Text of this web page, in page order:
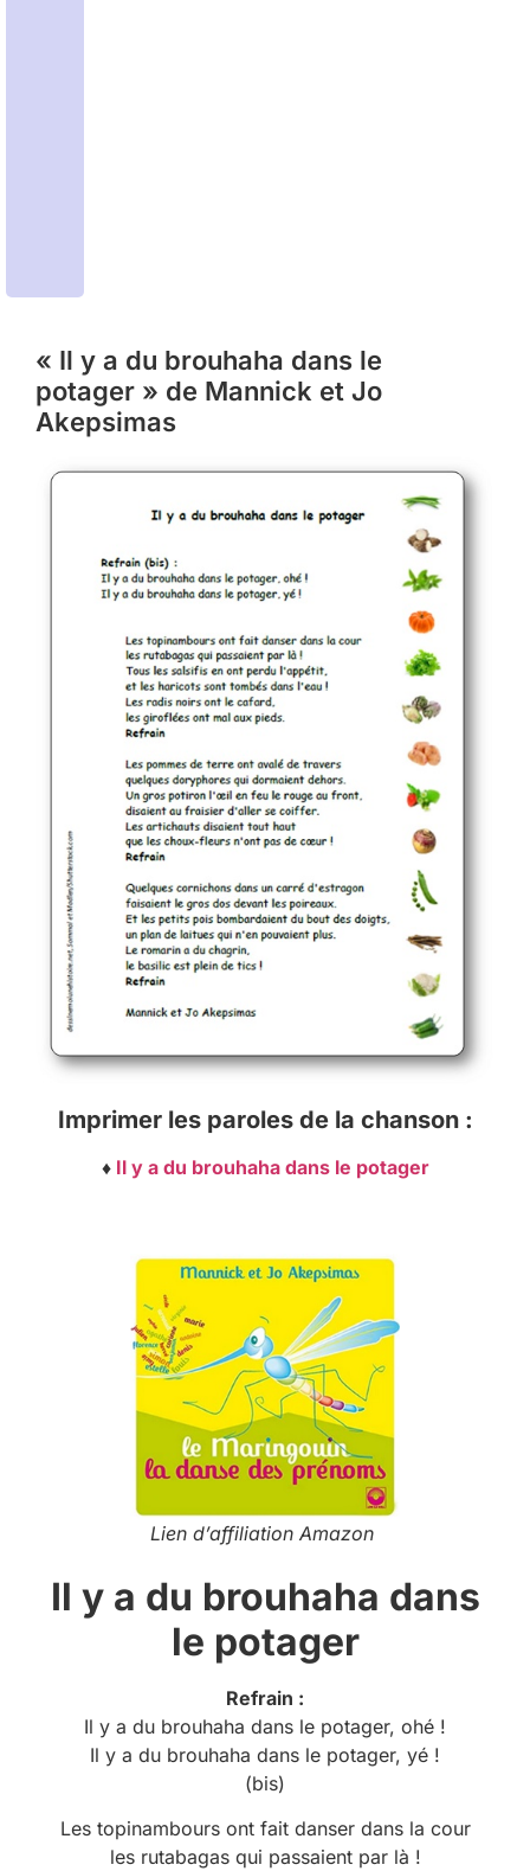
« Il y a du brouhaha dans le
potager » de Mannick et Jo
Akepsimas
Imprimer les paroles de la chanson :
♦ Il y a du brouhaha dans le potager
Lien d’affiliation Amazon
Il y a du brouhaha dans
le potager
Refrain :
Il y a du brouhaha dans le potager, ohé !
Il y a du brouhaha dans le potager, yé !
(bis)
Les topinambours ont fait danser dans la cour
les rutabagas qui passaient par là !